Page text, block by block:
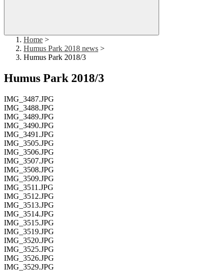
Home >
Humus Park 2018 news >
Humus Park 2018/3
Humus Park 2018/3
IMG_3487.JPG
IMG_3488.JPG
IMG_3489.JPG
IMG_3490.JPG
IMG_3491.JPG
IMG_3505.JPG
IMG_3506.JPG
IMG_3507.JPG
IMG_3508.JPG
IMG_3509.JPG
IMG_3511.JPG
IMG_3512.JPG
IMG_3513.JPG
IMG_3514.JPG
IMG_3515.JPG
IMG_3519.JPG
IMG_3520.JPG
IMG_3525.JPG
IMG_3526.JPG
IMG_3529.JPG